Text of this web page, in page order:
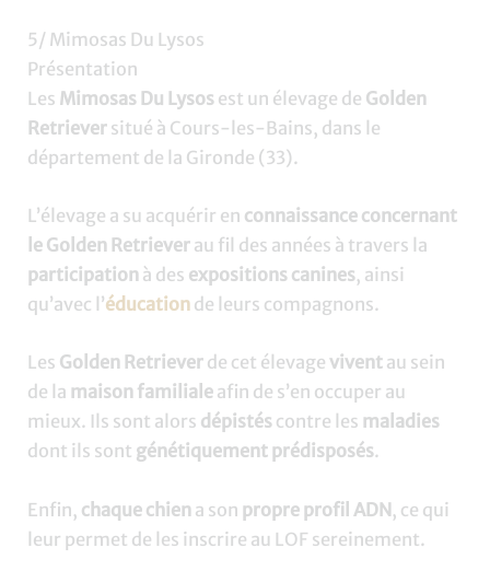
5/ Mimosas Du Lysos
Présentation
Les Mimosas Du Lysos est un élevage de Golden
Retriever situé à Cours-les-Bains, dans le
département de la Gironde (33).
L’élevage a su acquérir en connaissance concernant
le Golden Retriever au fil des années à travers la
participation à des expositions canines, ainsi
qu’avec l’éducation de leurs compagnons.
Les Golden Retriever de cet élevagevivent au sein
de la maison familiale afin de s’en occuper au
mieux. Ils sont alors dépistés contre les maladies
dont ils sont génétiquement prédisposés.
Enfin, chaque chien a son propre profil ADN, ce qui
leur permet de les inscrire au LOF sereinement.